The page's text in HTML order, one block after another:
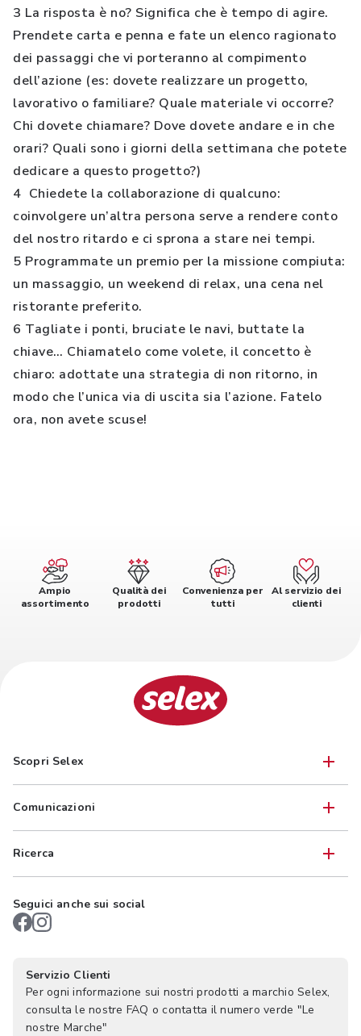
3 La risposta è no? Significa che è tempo di agire.
Prendete carta e penna e fate un elenco ragionato
dei passaggi che vi porteranno al compimento
dell’azione (es: dovete realizzare un progetto,
lavorativo o familiare? Quale materiale vi occorre?
Chi dovete chiamare? Dove dovete andare e in che
orari? Quali sono i giorni della settimana che potete
dedicare a questo progetto?)
4 Chiedete la collaborazione di qualcuno:
coinvolgere un’altra persona serve a rendere conto
del nostro ritardo e ci sprona a stare nei tempi.
5 Programmate un premio per la missione compiuta:
un massaggio, un weekend di relax, una cena nel
ristorante preferito.
6 Tagliate i ponti, bruciate le navi, buttate la
chiave… Chiamatelo come volete, il concetto è
chiaro: adottate una strategia di non ritorno, in
modo che l’unica via di uscita sia l’azione. Fatelo
ora, non avete scuse!
Ampio
assortimento
Qualità dei
prodotti
Convenienza per
tutti
Al servizio dei
clienti
Scopri Selex
Comunicazioni
Ricerca
Seguici anche sui social
Servizio Clienti
Per ogni informazione sui nostri prodotti a marchio Selex,
consulta le nostre FAQ o contatta il numero verde "Le
nostre Marche"